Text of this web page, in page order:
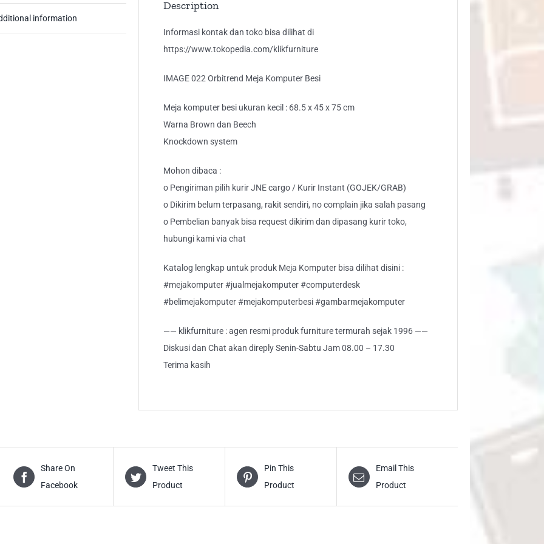
information
Description
Informasi kontak dan toko bisa dilihat di
https://www.tokopedia.com/klikfurniture
IMAGE 022 Orbitrend Meja Komputer Besi
Meja komputer besi ukuran kecil : 68.5 x 45 x 75 cm
Warna Brown dan Beech
Knockdown system
Mohon dibaca :
o Pengiriman pilih kurir JNE cargo / Kurir Instant (GOJEK/GRAB)
o Dikirim belum terpasang, rakit sendiri, no complain jika salah pasang
o Pembelian banyak bisa request dikirim dan dipasang kurir toko,
hubungi kami via chat
Katalog lengkap untuk produk Meja Komputer bisa dilihat disini :
#mejakomputer #jualmejakomputer #computerdesk
#belimejakomputer #mejakomputerbesi #gambarmejakomputer
—— klikfurniture : agen resmi produk furniture termurah sejak 1996 ——
Diskusi dan Chat akan direply Senin-Sabtu Jam 08.00 – 17.30
Terima kasih
Share On
Facebook
Tweet This
Product
Pin This
Product
Email This
Product